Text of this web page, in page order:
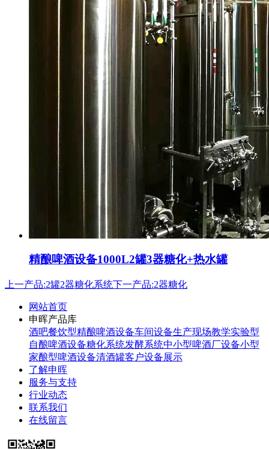
精酿啤酒设备1000L2罐3器糖化+热水罐
上一产品:2罐2器糖化系统下一产品:2器糖化
网站首页
申晖产品库
酒吧餐饮型精酿啤酒设备车间设备生产现场教学实验型
自酿啤酒设备糖化系统发酵系统中小型啤酒厂设备小型
家酿型啤酒设备清酒罐客户设备展示
了解申晖
服务与支持
行业动态
联系我们
在线留言